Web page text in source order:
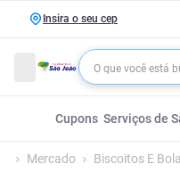
Insira o seu cep
Cupons Serviços de
Mercado Biscoitos E